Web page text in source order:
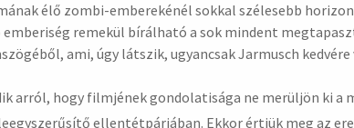
élő zombi-emberekénél sokkal szélesebb
remekül bírálható a sok mindent
ami, úgy látszik, ugyancsak Jarmusch kedvére
arról, hogy filmjének gondolatisága ne merüljön ki a
ellentétpárjában. Ekkor értjük meg az